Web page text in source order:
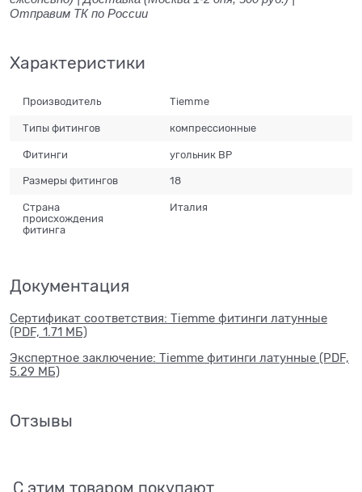
Отправим ТК по России
Характеристики
Производитель Tiemme
Типы фитингов компрессионные
Фитинги угольник ВР
Размеры фитингов 18
Страна
происхождения
фитинга
Италия
Документация
Сертификат соответствия: Tiemme фитинги латунные
(PDF, 1.71 МБ)
Экспертное заключение: Tiemme фитинги латунные (PDF,
5.29 МБ)
Отзывы
С этим товаром покупают